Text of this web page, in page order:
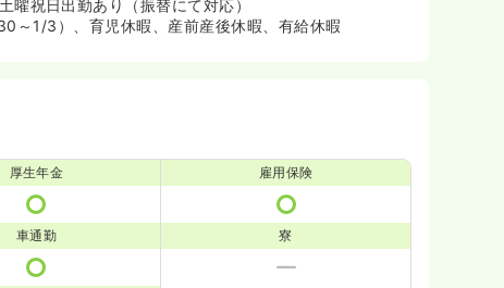
曜祝日出勤あり（振替にて対応）
～1/3）、育児休暇、産前産後休暇、有給休暇
厚生年金 雇用保険
車通勤 寮